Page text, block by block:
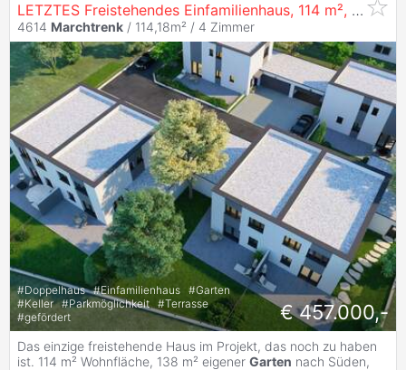
LETZTES Freistehendes Einfamilienhaus, 114 m², 138 m²
4614 Marchtrenk / 114,18m² / 4 Zimmer
#Doppelhaus #Einfamilienhaus #Garten
#Keller #Parkmöglichkeit #Terrasse
#gefördert € 457.000,-
Das einzige freistehende Haus im Projekt, das noch zu haben
ist. 114 m² Wohnfläche, 138 m² eigener Garten nach Süden,